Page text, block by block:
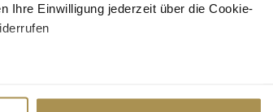
Ihre Einwilligung jederzeit über die Cookie-